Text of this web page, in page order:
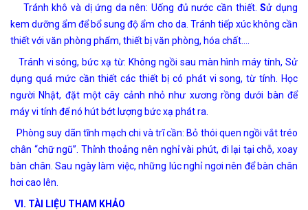
Tránh khô và dị ứng da nên: Uống đủ nước cần thiết. Sử dụng
kem dưỡng ẩm để bổ sung độ ẩm cho da. Tránh tiếp xúc không cần
thiết với văn phòng phẩm, thiết bị văn phòng, hóa chất….
Tránh vi sóng, bức xạ từ: Không ngồi sau màn hình máy tính, Sử
dụng quá mức cần thiết các thiết bị có phát vi song, từ tính. Học
người Nhật, đặt một cây cảnh nhỏ như xương rồng dưới bàn để
máy vi tính để nó hút bớt lượng bức xạ phát ra.
Phòng suy dãn tĩnh mạch chi và trĩ cần: Bỏ thói quen ngồi vắt tréo
chân “chữ ngũ”. Thỉnh thoảng nên nghỉ vài phút, đi lại tại chỗ, xoay
bàn chân. Sau ngày làm việc, những lúc nghỉ ngơi nên để bàn chân
hơi cao lên.
VI. TÀI LIỆU THAM KHẢO